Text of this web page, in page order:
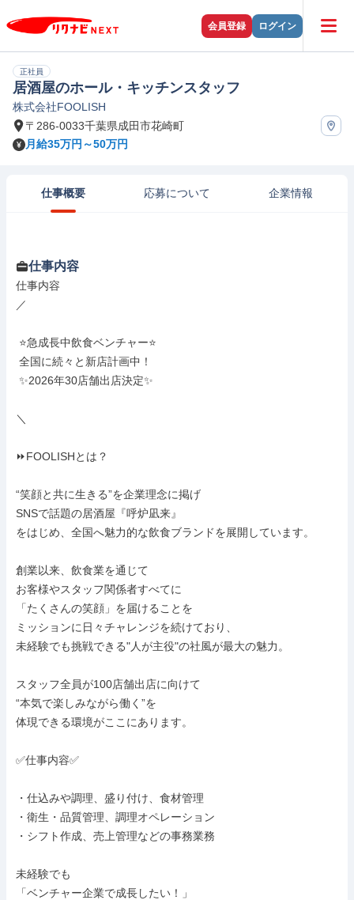
会員登録 ログイン
正社員
居酒屋のホール・キッチンスタッフ
株式会社FOOLISH
〒286-0033千葉県成田市花崎町
月給35万円～50万円
仕事概要 応募について 企業情報
仕事内容
仕事内容
／
＼
⏩FOOLISHとは？
“笑顔と共に生きる”を企業理念に掲げ
SNSで話題の居酒屋『呼炉凪来』
をはじめ、全国へ魅力的な飲食ブランドを展開しています。
創業以来、飲食業を通じて
お客様やスタッフ関係者すべてに
「たくさんの笑顔」を届けることを
ミッションに日々チャレンジを続けており、
未経験でも挑戦できる"人が主役"の社風が最大の魅力。
スタッフ全員が100店舗出店に向けて
“本気で楽しみながら働く”を
体現できる環境がここにあります。
✅仕事内容✅
・仕込みや調理、盛り付け、食材管理
・衛生・品質管理、調理オペレーション
・シフト作成、売上管理などの事務業務
未経験でも
「ベンチャー企業で成長したい！」